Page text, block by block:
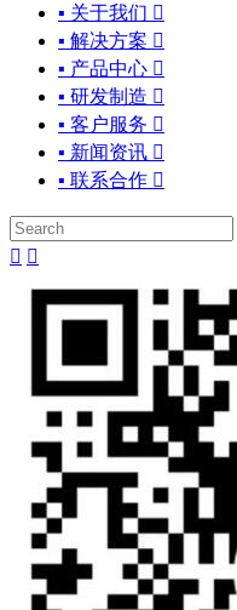
▪ 关于我们 
▪ 解决方案 
▪ 产品中心 
▪ 研发制造 
▪ 客户服务 
▪ 新闻资讯 
▪ 联系合作 
 